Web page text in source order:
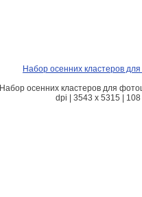
Набор осенних кластеров
Набор осенних кластеров для
dpi | 3543 x 5315 |